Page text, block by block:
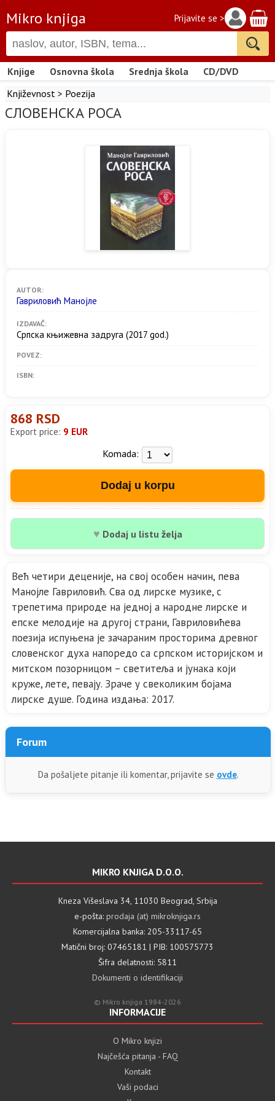
Mikro knjiga Prijavite se >
Knjige Osnovna škola Srednja škola
CD/DVD
Književnost > Poezija
СЛОВЕНСКА РОСА
AUTOR:
Гавриловић Манојле
IZDAVAČ:
Српска књижевна задруга (2017 god.)
POVEZ:
ISBN:
868 RSD
Export price: 9 EUR
Komada:
Dodaj u korpu
♥ Dodaj u listu želja
Већ четири деценије, на свој особен начин, пева
Манојле Гавриловић. Сва од лирске музике, с
трепетима природе на једној а народне лирске и
епске мелодије на другој страни, Гавриловићева
поезија испуњена је зачараним просторима древног
словенског духа напоредо са српском историјском и
митском позорницом – светитеља и јунака који
круже, лете, певају. Зраче у свеколиким бојама
лирске душе. Година издања: 2017.
Forum
Da pošaljete pitanje ili komentar, prijavite se ovde.
MIKRO KNJIGA D.O.O.
Kneza Višeslava 34, 11030 Beograd, Srbija
e-pošta: prodaja (at) mikroknjiga.rs
Komercijalna banka: 205-33117-65
Matični broj: 07465181 | PIB: 100575773
Šifra delatnosti: 5811
Dokumenti o identifikaciji
© Mikro knjiga 1984-2026
INFORMACIJE
O Mikro knjizi
Najčešća pitanja - FAQ
Kontakt
Vaši podaci